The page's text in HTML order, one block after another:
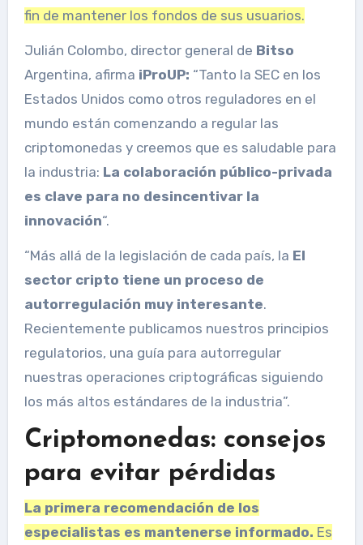
fin de mantener los fondos de sus usuarios.
Julián Colombo, director general de Bitso
Argentina, afirma iProUP: “Tanto la SEC en los
Estados Unidos como otros reguladores en el
mundo están comenzando a regular las
criptomonedas y creemos que es saludable para
la industria: La colaboración público-privada
es clave para no desincentivar la
innovación“.
“Más allá de la legislación de cada país, la El
sector cripto tiene un proceso de
autorregulación muy interesante.
Recientemente publicamos nuestros principios
regulatorios, una guía para autorregular
nuestras operaciones criptográficas siguiendo
los más altos estándares de la industria”.
Criptomonedas: consejos
para evitar pérdidas
La primera recomendación de los
especialistas es mantenerse informado. Es